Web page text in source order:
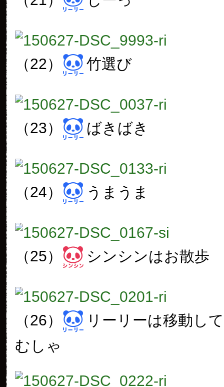
（22） 竹選び
（23） ばきばき
（24） うまうま
（25） シンシンはお散歩
（26）
リーリーは移動し
むしゃ